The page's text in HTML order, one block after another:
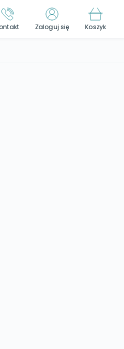
Zaloguj się Koszyk